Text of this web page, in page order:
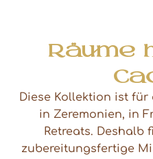
Räume
Diese Kollektion ist für
in Zeremonien, in
Retreats. Deshalb
zubereitungsfertige